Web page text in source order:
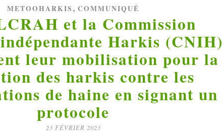
METOOHARKIS , COMMUNIQUÉ
et la Commission
Harkis (CNIH)
leur mobilisation pour la
des harkis contre les
de haine en signant un
protocole
23 FÉVRIER 2023